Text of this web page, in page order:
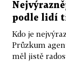
podle lidí
Kdo je
Průzkum
měl jistě